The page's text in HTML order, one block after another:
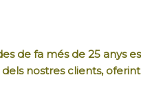
de fa més de 25 anys
nostres clients,